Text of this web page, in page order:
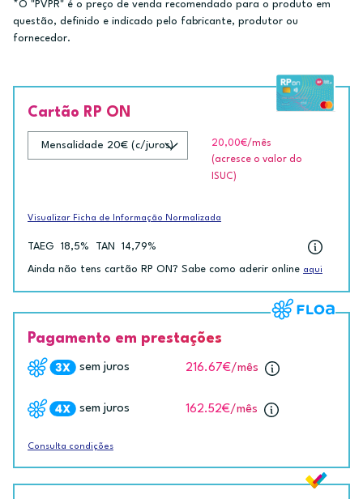
*O "PVPR" é o preço de venda recomendado para o produto em
questão, definido e indicado pelo fabricante, produtor ou
fornecedor.
Cartão RP ON
20,00€/mês
(acresce o valor do
ISUC)
Visualizar Ficha de Informação Normalizada
TAEG 18,5% TAN 14,79%
Ainda não tens cartão RP ON? Sabe como aderir online aqui
Pagamento em prestações
sem juros 216.67€/mês
sem juros 162.52€/mês
Consulta condições